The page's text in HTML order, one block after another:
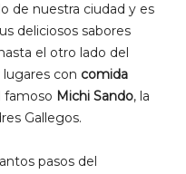
de nuestra ciudad y es
deliciosos sabores
el otro lado del
con comida
famoso Michi Sando, la
Gallegos.
pasos del